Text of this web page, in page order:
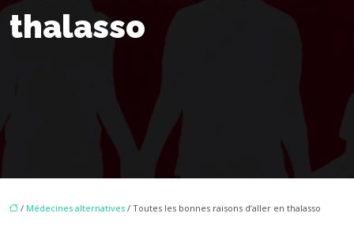
thalasso
/ Médecines alternatives / Toutes les bonnes raisons d’aller en thalasso